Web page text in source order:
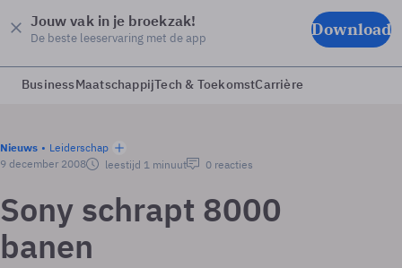
Jouw vak in je broekzak!
De beste leeservaring met de app Download
BusinessMaatschappijTech & ToekomstCarrière
Nieuws
Leiderschap
9 december 2008
leestijd 1 minuut 0 reacties
Sony schrapt 8000
banen